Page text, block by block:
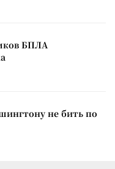
БПЛА
не бить по